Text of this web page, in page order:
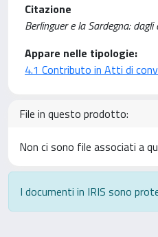
Citazione
Berlinguer e la Sardegna:
Appare nelle tipologie:
4.1 Contributo in Atti di
File in questo prodotto:
Non ci sono file associati a
I documenti in IRIS sono